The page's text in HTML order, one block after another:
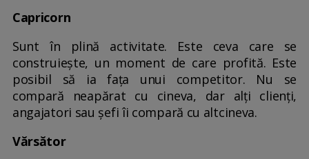
Capricorn
Sunt în plină activitate. Este ceva care se
construiește, un moment de care profită. Este
posibil să ia fața unui competitor. Nu se
compară neapărat cu cineva, dar alți clienți,
angajatori sau șefi îi compară cu altcineva.
Vărsător